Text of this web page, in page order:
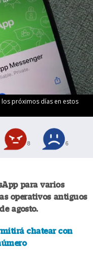
próximos días en estos
8 6
para varios
operativos antiguos
agosto.
chatear con